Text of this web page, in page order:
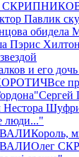
Павлик
обидела
Пэрис Хилтон
и его
Все
люди..."
Король,
Олег